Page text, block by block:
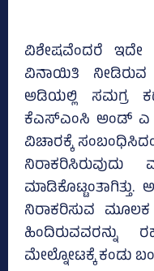
ವಿಶೇಷವೆಂದರೆ ಇದೇ
ವಿನಾಯಿತಿ
ಅಡಿಯಲ್ಲಿ ಸಮಗ್ರ
ಕೆಎಸ್‌ಎಂಸಿ ಅಂಡ್‌ ಎ
ವಿಚಾರಕ್ಕೆ
ಮಾಡಿಕೊಟ್ಟಂತಾಗಿತ್ತು.
ನಿರಾಕರಿಸುವ ಮೂಲಕ
ಹಿಂದಿರುವವರನ್ನು
ಮೇಲ್ನೋಟಕ್ಕೆ ಕಂಡು